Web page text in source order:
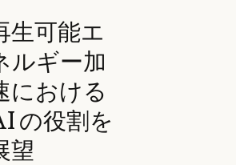
生可能エ
ルギー加
における
の役割を
望